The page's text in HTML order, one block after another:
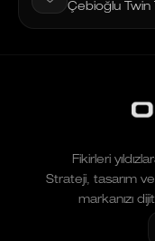
Çebioğlu
Fikirleri
Strateji, tasarım
markanızı